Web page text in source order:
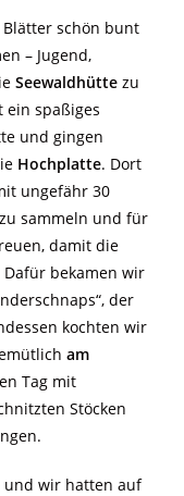
schön bunt
– Jugend,
Seewaldhütte zu
ein spaßiges
und gingen
Hochplatte. Dort
ungefähr 30
sammeln und für
damit die
bekamen wir
der
kochten wir
am
Tag mit
Stöcken
und wir hatten auf